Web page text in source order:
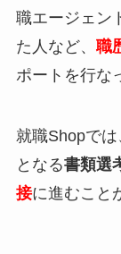
職エージェン
た人など、 職
ポートを行な
就職Shopで
となる書類選
接に進むこと